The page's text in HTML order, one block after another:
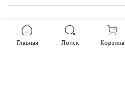
Интернет-магазин создан на inSales
2016-2026
Главная Поиск Корзина